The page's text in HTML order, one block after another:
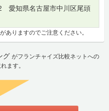
愛知県名古屋市中川区尾頭
ありますのでご注意ください。
グ がフランチャイズ比較ネットへの
ます。